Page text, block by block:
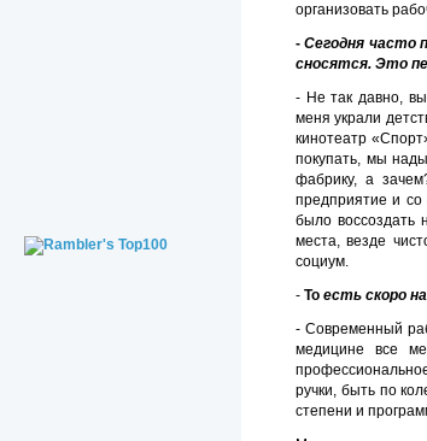
организовать
-Сегодня часто
сносятся. Это
- Не так давно,
меня украли
кинотеатр
покупать, мы
фабрику, а
предприятие и
было воссоздать
места, везде
социум.
- То есть скоро
- Современный
медицине все
ручки, быть по
степени и